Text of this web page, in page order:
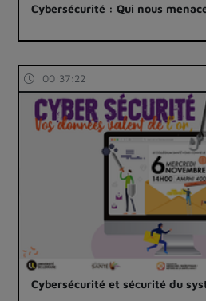
Cybersécurité : Qui nous
00:37:22
Cybersécurité et sécurité du